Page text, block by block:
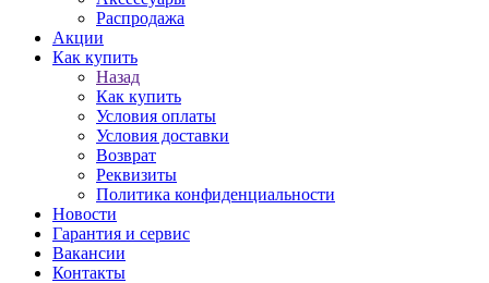
Распродажа
Акции
Как купить
Назад
Как купить
Условия оплаты
Условия доставки
Возврат
Реквизиты
Политика конфиденциальности
Новости
Гарантия и сервис
Вакансии
Контакты